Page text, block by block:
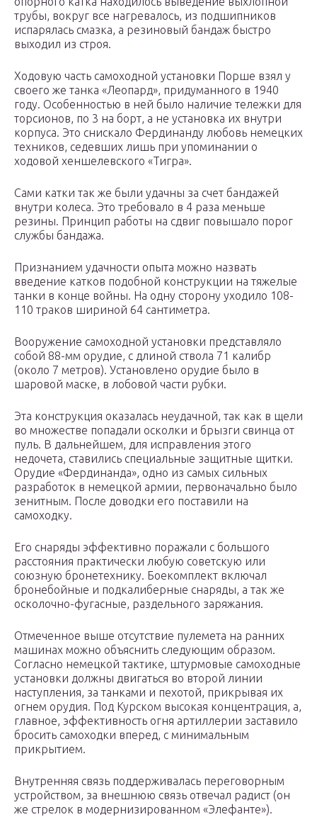
трубы, вокруг все нагревалось, из подшипников
испарялась смазка, а резиновый бандаж быстро
выходил из строя.
Ходовую часть самоходной установки Порше взял у
своего же танка «Леопард», придуманного в 1940
году. Особенностью в ней было наличие тележки для
торсионов, по 3 на борт, а не установка их внутри
корпуса. Это снискало Фердинанду любовь немецких
техников, седевших лишь при упоминании о
ходовой хеншелевского «Тигра».
Сами катки так же были удачны за счет бандажей
внутри колеса. Это требовало в 4 раза меньше
резины. Принцип работы на сдвиг повышало порог
службы бандажа.
Признанием удачности опыта можно назвать
введение катков подобной конструкции на тяжелые
танки в конце войны. На одну сторону уходило 108-
110 траков шириной 64 сантиметра.
Вооружение самоходной установки представляло
собой 88-мм орудие, с длиной ствола 71 калибр
(около 7 метров). Установлено орудие было в
шаровой маске, в лобовой части рубки.
Эта конструкция оказалась неудачной, так как в щели
во множестве попадали осколки и брызги свинца от
пуль. В дальнейшем, для исправления этого
недочета, ставились специальные защитные щитки.
Орудие «Фердинанда», одно из самых сильных
разработок в немецкой армии, первоначально было
зенитным. После доводки его поставили на
самоходку.
Его снаряды эффективно поражали с большого
расстояния практически любую советскую или
союзную бронетехнику. Боекомплект включал
бронебойные и подкалиберные снаряды, а так же
осколочно-фугасные, раздельного заряжания.
Отмеченное выше отсутствие пулемета на ранних
машинах можно объяснить следующим образом.
Согласно немецкой тактике, штурмовые самоходные
установки должны двигаться во второй линии
наступления, за танками и пехотой, прикрывая их
огнем орудия. Под Курском высокая концентрация, а,
главное, эффективность огня артиллерии заставило
бросить самоходки вперед, с минимальным
прикрытием.
Внутренняя связь поддерживалась переговорным
устройством, за внешнюю связь отвечал радист (он
же стрелок в модернизированном «Элефанте»).